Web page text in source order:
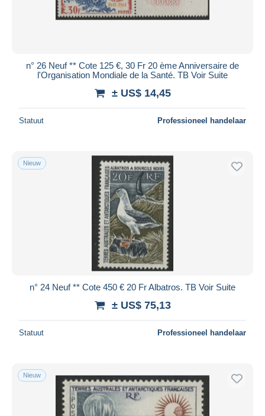
n° 26 Neuf ** Cote 125 €, 30 Fr 20 ème Anniversaire de
l'Organisation Mondiale de la Santé. TB Voir Suite
± US$ 14,45
Statuut Professioneel handelaar
Nieuw
n° 24 Neuf ** Cote 450 € 20 Fr Albatros. TB Voir Suite
± US$ 75,13
Statuut Professioneel handelaar
Nieuw